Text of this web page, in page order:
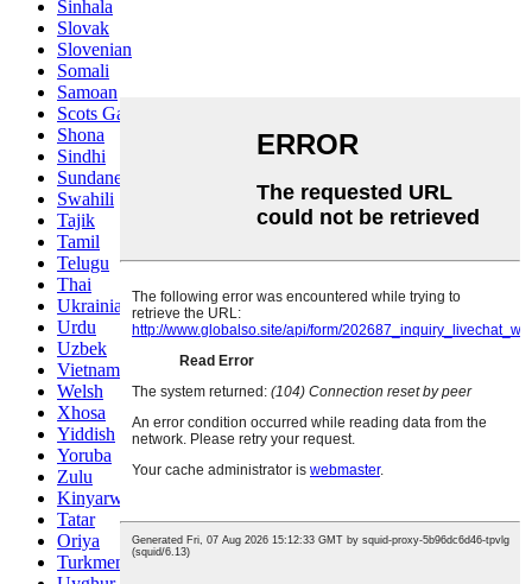
Sinhala
Slovak
Slovenian
Somali
Samoan
Scots Gaelic
Shona
Sindhi
Sundanese
Swahili
Tajik
Tamil
Telugu
Thai
Ukrainian
Urdu
Uzbek
Vietnamese
Welsh
Xhosa
Yiddish
Yoruba
Zulu
Kinyarwanda
Tatar
Oriya
Turkmen